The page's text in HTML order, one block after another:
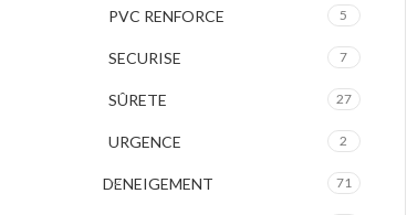
PVC RENFORCE 5
SECURISE 7
SÛRETE 27
URGENCE 2
DENEIGEMENT 71